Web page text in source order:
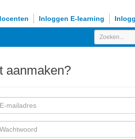
Inloggen E-learning
aanmaken?